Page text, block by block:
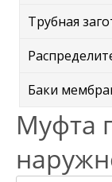
Трубная
Баки
Муфта